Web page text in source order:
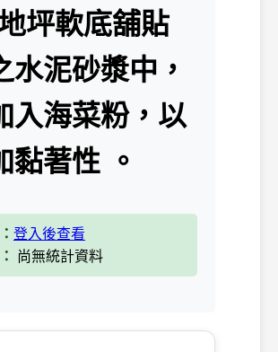
坪軟底舖貼
水泥砂漿中，
入海菜粉，以
黏著性 。
登入後查看
尚無統計資料